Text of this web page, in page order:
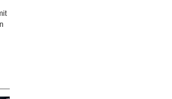
und mit Endklemmen fixiert werden. Die
nächsten String müssen…